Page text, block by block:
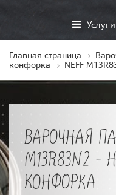
Главная страница
конфорка
NEFF
ВАРОЧНАЯ
M13R83N2 -
КОНФОРКА